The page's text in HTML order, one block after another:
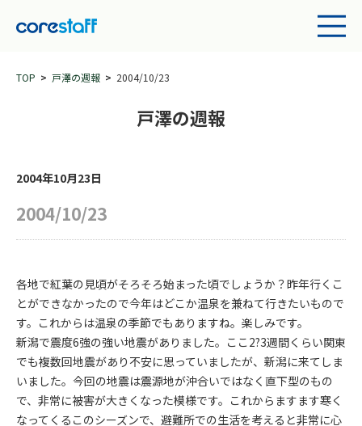
TOP 戸澤の週報 2004/10/23
戸澤の週報
2004年10月23日
2004/10/23
各地で紅葉の見頃がそろそろ始まった頃でしょうか？昨年行くこ
とができなかったので今年はどこか温泉を兼ねて行きたいもので
す。これからは温泉の季節でもありますね。楽しみです。
新潟で震度6強の強い地震がありました。ここ2?3週間くらい関東
でも複数回地震があり不安に思っていましたが、新潟に来てしま
いました。今回の地震は震源地が沖合いではなく直下型のもの
で、非常に被害が大きくなった模様です。これからますます寒く
なってくるこのシーズンで、避難所での生活を考えると非常に心